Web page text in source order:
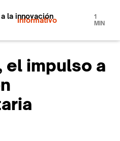
Informativo
la innovación
1
MIN
el impulso a